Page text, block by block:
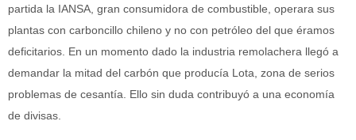
partida la IANSA, gran consumidora de combustible, operara sus
plantas con carboncillo chileno y no con petróleo del que éramos
deficitarios. En un momento dado la industria remolachera llegó a
demandar la mitad del carbón que producía Lota, zona de serios
problemas de cesantía. Ello sin duda contribuyó a una economía
de divisas.